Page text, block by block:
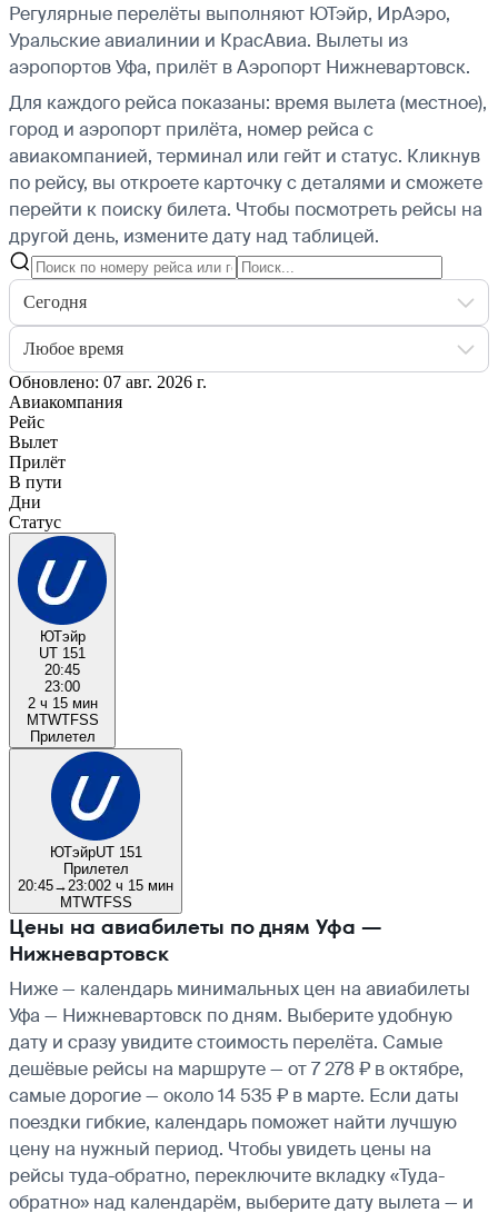
Регулярные перелёты выполняют ЮТэйр, ИрАэро,
Уральские авиалинии и КрасАвиа. Вылеты из
аэропортов Уфа, прилёт в Аэропорт Нижневартовск.
Для каждого рейса показаны: время вылета (местное),
город и аэропорт прилёта, номер рейса с
авиакомпанией, терминал или гейт и статус. Кликнув
по рейсу, вы откроете карточку с деталями и сможете
перейти к поиску билета. Чтобы посмотреть рейсы на
другой день, измените дату над таблицей.
Сегодня
Любое время
Обновлено: 07 авг. 2026 г.
Авиакомпания
Рейс
Вылет
Прилёт
В пути
Дни
Статус
ЮТэйр
UT 151
20:45
23:00
2 ч 15 мин
MTWTFSS
Прилетел
ЮТэйрUT 151
Прилетел
20:45→ 23:002 ч 15 мин
MTWTFSS
Цены на авиабилеты по дням Уфа —
Нижневартовск
Ниже — календарь минимальных цен на авиабилеты
Уфа — Нижневартовск по дням. Выберите удобную
дату и сразу увидите стоимость перелёта. Самые
дешёвые рейсы на маршруте — от 7 278 ₽ в октябре,
самые дорогие — около 14 535 ₽ в марте. Если даты
поездки гибкие, календарь поможет найти лучшую
цену на нужный период. Чтобы увидеть цены на
рейсы туда-обратно, переключите вкладку «Туда-
обратно» над календарём, выберите дату вылета — и